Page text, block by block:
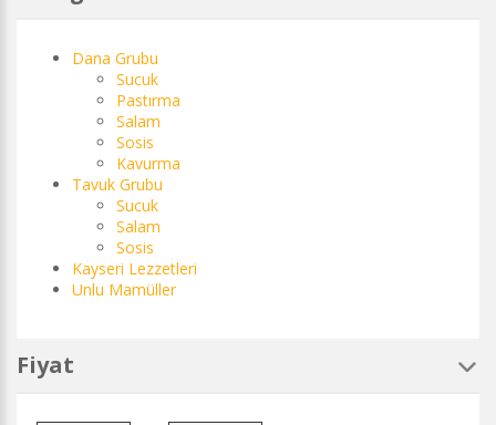
Dana Grubu
Sucuk
Pastırma
Salam
Sosis
Kavurma
Tavuk Grubu
Sucuk
Salam
Sosis
Kayseri Lezzetleri
Unlu Mamüller
Fiyat